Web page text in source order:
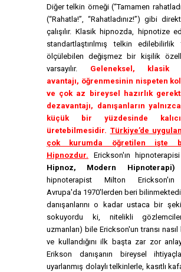
Diğer telkin örneği (“Tamamen
(“Rahatla!”, “Rahatladınız!”) gibi
çalışılır. Klasik hipnozda, hipnotize
standartlaştırılmış telkin
ölçülebilen değişmez bir kişilik
varsayılır. Geleneksel, klasik
avantajı, öğrenmesinin nispeten
ve çok az bireysel hazırlık
dezavantajı, danışanların
küçük bir yüzdesinde
üretebilmesidir. Türkiye’de
çok kurumda öğretilen işte
Hipnozdur. Erickson'ın hipnoterapisi
Hipnoz, Modern Hipnoterapi)
hipnoterapist Milton Erickson'ın
Avrupa'da 1970'lerden beri
danışanlarını o kadar ustaca bir
sokuyordu ki, nitelikli
uzmanları) bile Erickson'un transı nasıl
ve kullandığını ilk başta zar zor
Erikson danışanın bireysel
uyarlanmış dolaylı telkinlerle, kasıtlı kafa